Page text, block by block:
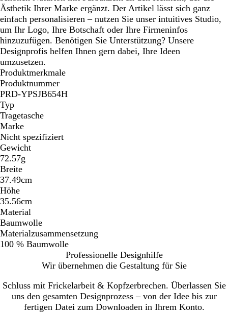
Ästhetik Ihrer Marke ergänzt. Der Artikel lässt sich ganz
einfach personalisieren – nutzen Sie unser intuitives Studio,
um Ihr Logo, Ihre Botschaft oder Ihre Firmeninfos
hinzuzufügen. Benötigen Sie Unterstützung? Unsere
Designprofis helfen Ihnen gern dabei, Ihre Ideen
umzusetzen.
Produktmerkmale
Produktnummer
PRD-YPSJB654H
Typ
Tragetasche
Marke
Nicht spezifiziert
Gewicht
72.57g
Breite
37.49cm
Höhe
35.56cm
Material
Baumwolle
Materialzusammensetzung
100 % Baumwolle
Professionelle Designhilfe
Wir übernehmen die Gestaltung für Sie
Schluss mit Frickelarbeit & Kopfzerbrechen. Überlassen Sie
uns den gesamten Designprozess – von der Idee bis zur
fertigen Datei zum Downloaden in Ihrem Konto.